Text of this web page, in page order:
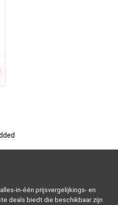
in-één prijsvergelijkings- en
deals biedt die beschikbaar zijn